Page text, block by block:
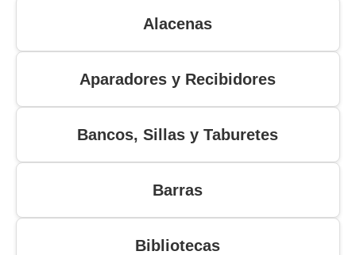
Alacenas
Aparadores y Recibidores
Bancos, Sillas y Taburetes
Barras
Bibliotecas